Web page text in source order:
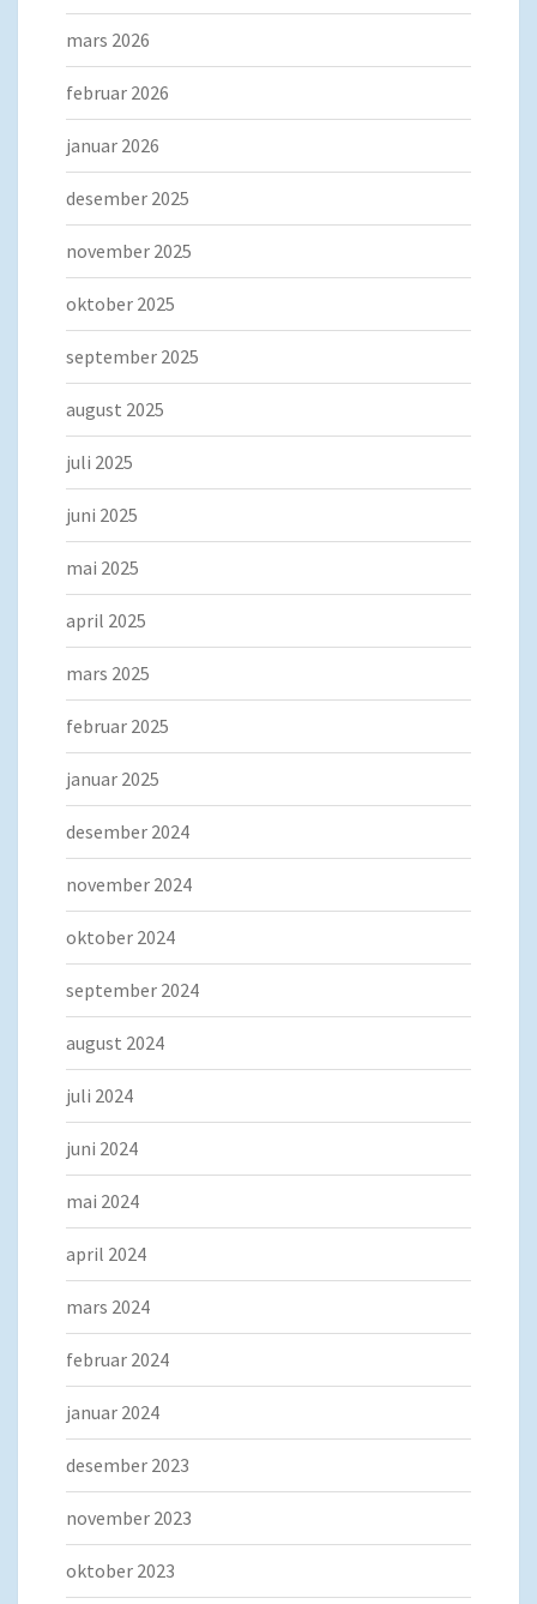
mars 2026
februar 2026
januar 2026
desember 2025
november 2025
oktober 2025
september 2025
august 2025
juli 2025
juni 2025
mai 2025
april 2025
mars 2025
februar 2025
januar 2025
desember 2024
november 2024
oktober 2024
september 2024
august 2024
juli 2024
juni 2024
mai 2024
april 2024
mars 2024
februar 2024
januar 2024
desember 2023
november 2023
oktober 2023